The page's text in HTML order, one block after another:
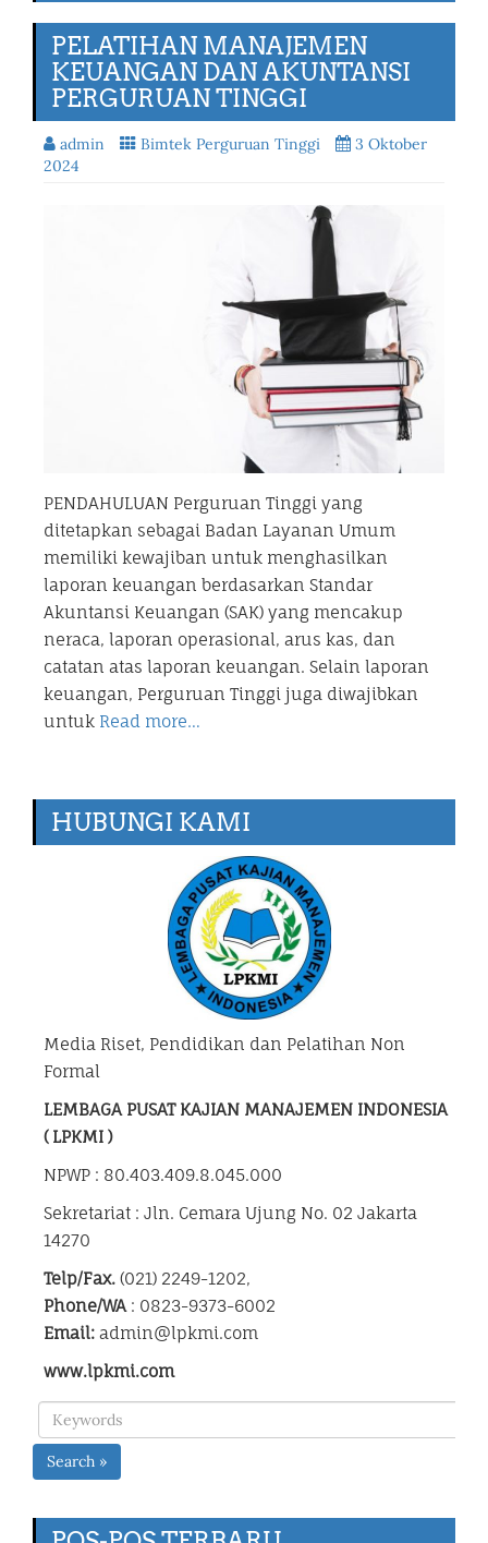
PELATIHAN MANAJEMEN
KEUANGAN DAN AKUNTANSI
PERGURUAN TINGGI
admin Bimtek Perguruan Tinggi
3 Oktober
2024
PENDAHULUAN Perguruan Tinggi yang
ditetapkan sebagai Badan Layanan Umum
memiliki kewajiban untuk menghasilkan
laporan keuangan berdasarkan Standar
Akuntansi Keuangan (SAK) yang mencakup
neraca, laporan operasional, arus kas, dan
catatan atas laporan keuangan. Selain laporan
keuangan, Perguruan Tinggi juga diwajibkan
untuk Read more…
HUBUNGI KAMI
Media Riset, Pendidikan dan Pelatihan Non
Formal
LEMBAGA PUSAT KAJIAN MANAJEMEN INDONESIA
( LPKMI )
NPWP : 80.403.409.8.045.000
Sekretariat : Jln. Cemara Ujung No. 02 Jakarta
14270
Telp/Fax. (021) 2249-1202,
Phone/WA : 0823-9373-6002
Email: admin@lpkmi.com
www.lpkmi.com
Search »